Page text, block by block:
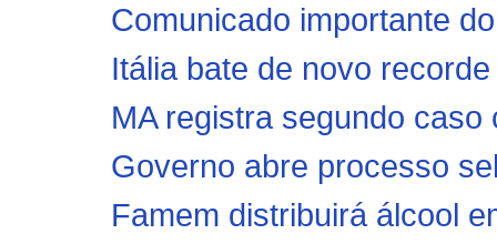
Comunicado importante
Itália bate de novo
MA registra segundo
Governo abre processo
Famem distribuirá álcool